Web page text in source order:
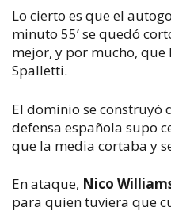
Lo cierto es que el
minuto 55’ se quedó
mejor, y por mucho, que
Spalletti.
El dominio se construyó
defensa española supo
que la media cortaba y
En ataque, Nico
para quien tuviera que